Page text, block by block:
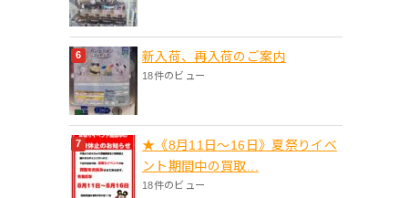
新入荷、再入荷のご案内
18件のビュー
★《8月11日～16日》夏祭りイベ
ント期間中の買取...
18件のビュー